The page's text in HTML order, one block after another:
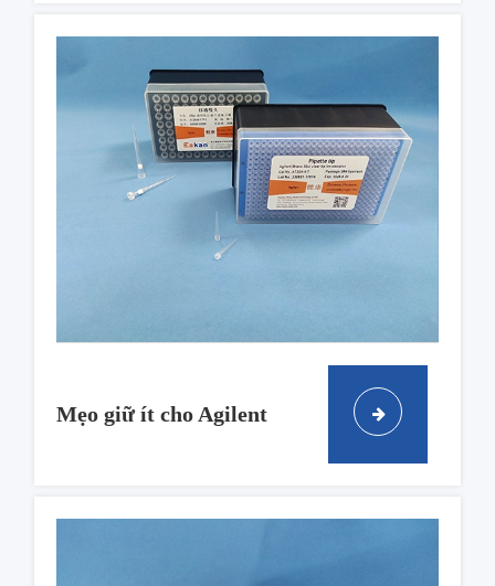
Mẹo giữ ít cho Agilent